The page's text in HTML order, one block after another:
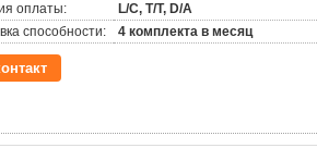
оплаты:
L/C, T/T, D/A
способности:
4 комплекта в месяц